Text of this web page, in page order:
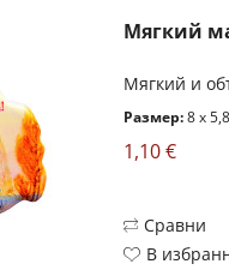
Мягкий
Мягкий и
Размер:8 x
1,10 €
Сравни
В